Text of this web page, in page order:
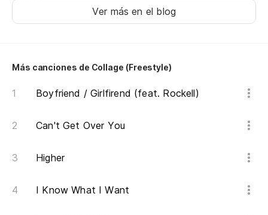
Ver más en el blog
Más canciones de Collage (Freestyle)
Boyfriend / Girlfirend (feat. Rockell)
Can't Get Over You
Higher
I Know What I Want